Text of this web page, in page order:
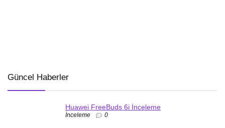
Güncel Haberler
Huawei FreeBuds 6i İnceleme
İnceleme 0